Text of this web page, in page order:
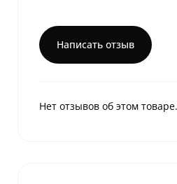
Написать отзыв
Нет отзывов об этом товаре.